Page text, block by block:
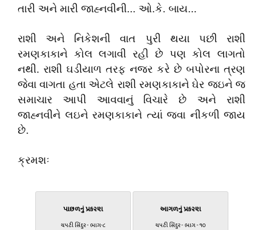
તારી અને મારી જાહ્નવીની... ઓ.કે. બાય...
રાશી અને નિકેશની વાત પુરી થયા પછી રાશી
રમણકાકાને કોલ લગાવી રહી છે પણ કોલ લાગતો
નથી. રાશી ઘડીયાળ તરફ નજર કરે છે બપોરના ત્રણ
જેવા વાગતા હતા એટલે રાશી રમણકાકાને ઘેર જઇને જ
સમાચાર આપી આવવાનું વિચારે છે અને રાશી
જાહ્નવીને લઇને રમણકાકાને ત્યાં જવા નીકળી જાય
છે.
ક્રમશઃ
પાછળનું પ્રકરણ
ચપટી સિંદુર - ભાગ-૮
આગળનું પ્રકરણ
ચપટી સિંદુર - ભાગ - ૧૦